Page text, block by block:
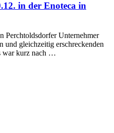
in der Enoteca in
Perchtoldsdorfer Unternehmer
und gleichzeitig erschreckenden
war kurz nach …